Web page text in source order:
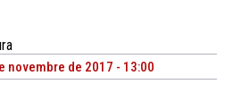
novembre de 2017 - 13:00